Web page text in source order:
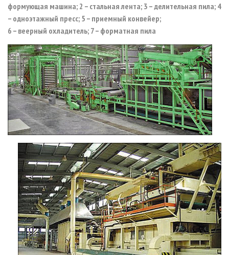
формующая машина; 2 – стальная лента; 3 – делительная пила; 4
– одноэтажный пресс; 5 – приемный конвейер;
6 – веерный охладитель; 7 – форматная пила